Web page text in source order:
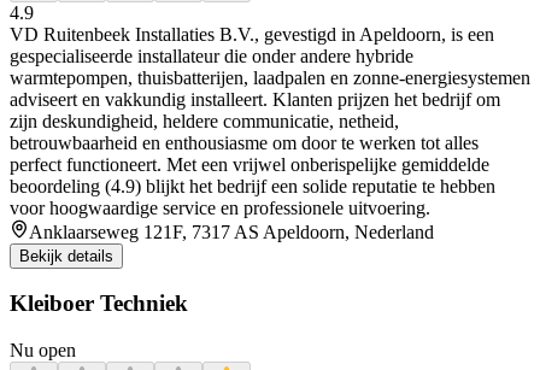
4.9
VD Ruitenbeek Installaties B.V., gevestigd in Apeldoorn, is een
gespecialiseerde installateur die onder andere hybride
warmtepompen, thuisbatterijen, laadpalen en zonne-energiesystemen
adviseert en vakkundig installeert. Klanten prijzen het bedrijf om
zijn deskundigheid, heldere communicatie, netheid,
betrouwbaarheid en enthousiasme om door te werken tot alles
perfect functioneert. Met een vrijwel onberispelijke gemiddelde
beoordeling (4.9) blijkt het bedrijf een solide reputatie te hebben
voor hoogwaardige service en professionele uitvoering.
Anklaarseweg 121F, 7317 AS Apeldoorn, Nederland
Bekijk details
Kleiboer Techniek
Nu open